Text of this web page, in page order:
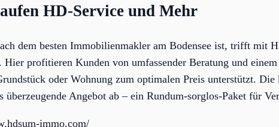
HD-Service und Mehr
dem besten Immobilienmakler am Bodensee ist, trifft mit
Hier profitieren Kunden von umfassender Beratung und einem
oder Wohnung zum optimalen Preis unterstützt.
überzeugende Angebot ab – ein Rundum-sorglos-Paket für
immo.com/